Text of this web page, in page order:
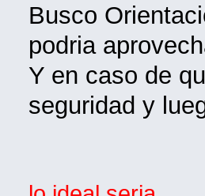
Busco
podria
Y en caso de
seguridad y